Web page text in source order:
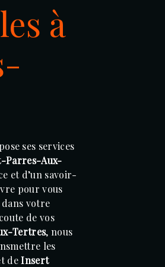
à
ses services
Parres-Aux-
et d’un savoir-
pour vous
dans votre
de vos
Tertres, nous
les
deInsert